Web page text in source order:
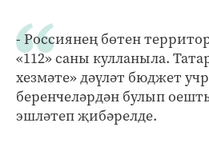
- Россиянең бөтен
«112» саны кулланыла.
хезмәте» дәүләт бюджет
беренчеләрдән булып
эшләтеп җибәрелде.